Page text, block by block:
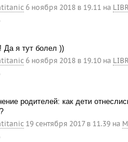
6 ноября 2018 в 19.11 на
Да я тут болел ))
6 ноября 2018 в 19.10на
родителей: как дети
19 сентября 2017 в 11.39на